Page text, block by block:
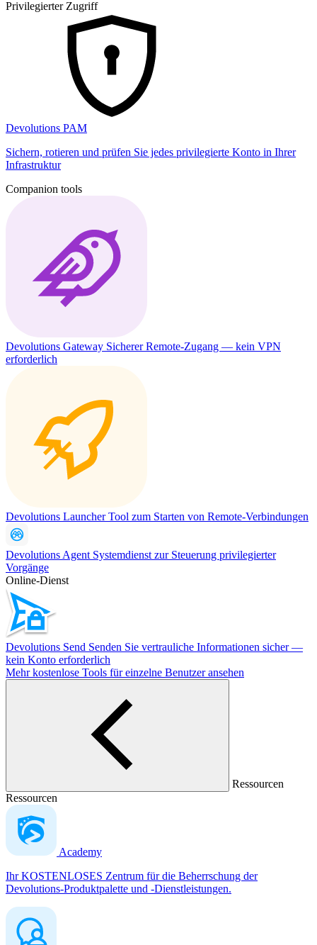
Privilegierter Zugriff
Devolutions PAM
Sichern, rotieren und prüfen Sie jedes privilegierte Konto in Ihrer
Infrastruktur
Companion tools
Devolutions Gateway Sicherer Remote-Zugang — kein VPN
erforderlich
Devolutions LauncherTool zum Starten von Remote-Verbindungen
Devolutions Agent Systemdienst zur Steuerung privilegierter
Vorgänge
Online-Dienst
Devolutions Send Senden Sie vertrauliche Informationen sicher —
kein Konto erforderlich
Mehr kostenlose Tools für einzelne Benutzer ansehen
Ressourcen
Ressourcen
Academy
Ihr KOSTENLOSES Zentrum für die Beherrschung der
Devolutions-Produktpalette und -Dienstleistungen.